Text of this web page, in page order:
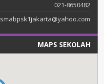
021-8650482
smabpsk1jakarta@yahoo.com
MAPS SEKOLAH